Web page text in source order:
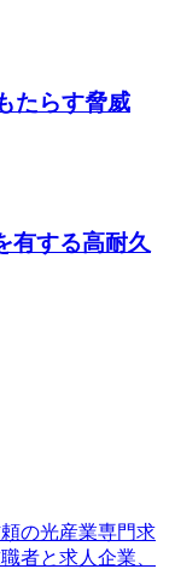
たらす脅威
有する高耐久